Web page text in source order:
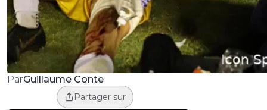
ParGuillaume Conte
Partager sur